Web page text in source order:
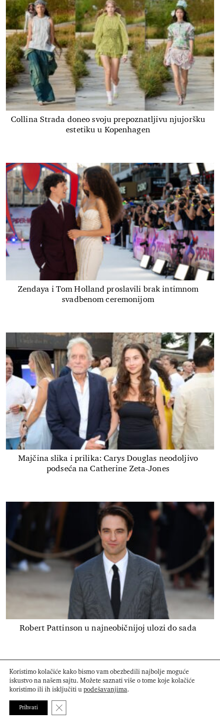
Collina Strada doneo svoju prepoznatljivu njujoršku
estetiku u Kopenhagen
Zendaya i Tom Holland proslavili brak intimnom
svadbenom ceremonijom
Majčina slika i prilika: Carys Douglas neodoljivo
podseća na Catherine Zeta-Jones
Robert Pattinson u najneobičnijoj ulozi do sada
Koristimo kolačiće kako bismo vam obezbedili najbolje moguće
iskustvo na našem sajtu. Možete saznati više o tome koje kolačiće
koristimo ili ih isključiti upodešavanjima.
Prihvati Close GDPR Cookie Banner